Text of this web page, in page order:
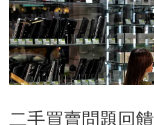
二手買賣問題回饋